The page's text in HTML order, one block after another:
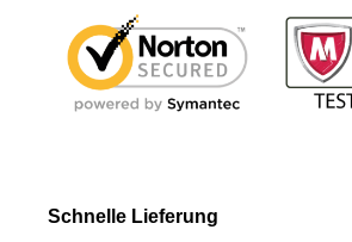
Schnelle Lieferung